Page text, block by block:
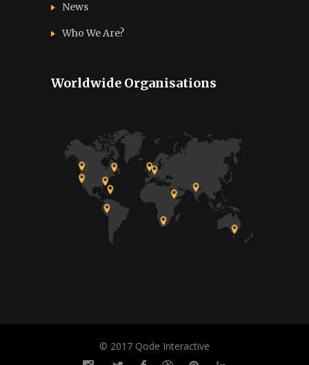
News
Who We Are?
Worldwide Organisations
© 2017 Qode Interactive